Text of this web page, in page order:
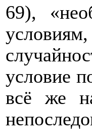
69),
условие
всё же